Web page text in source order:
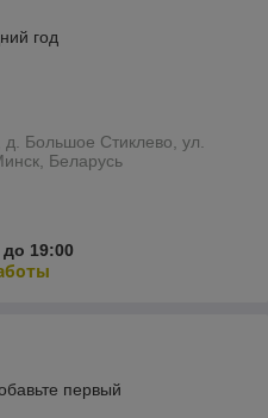
год
Большое Стиклево, ул.
Беларусь
19:00
первый